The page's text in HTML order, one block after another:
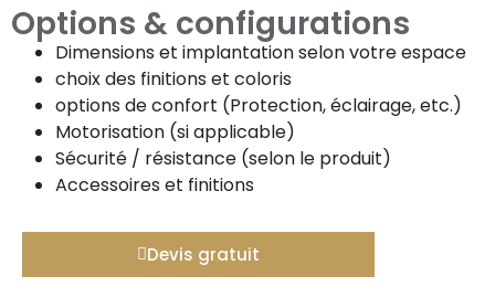
Options & configurations
Dimensions et implantation selon votre espace
choix des finitions et coloris
options de confort (Protection, éclairage, etc.)
Motorisation (si applicable)
Sécurité / résistance (selon le produit)
Accessoires et finitions
Devis gratuit